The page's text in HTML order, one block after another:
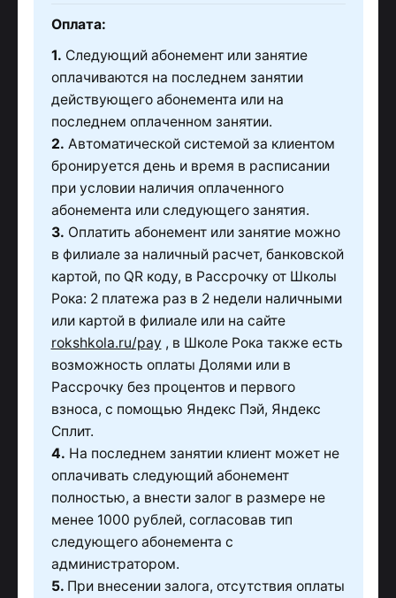
Оплата:
1. Следующий абонемент или занятие
оплачиваются на последнем занятии
действующего абонемента или на
последнем оплаченном занятии.
2. Автоматической системой за клиентом
бронируется день и время в расписании
при условии наличия оплаченного
абонемента или следующего занятия.
3. Оплатить абонемент или занятие можно
в филиале за наличный расчет, банковской
картой, по QR коду, в Рассрочку от Школы
Рока: 2 платежа раз в 2 недели наличными
или картой в филиале или на сайте
rokshkola.ru/pay , в Школе Рока также есть
возможность оплаты Долями или в
Рассрочку без процентов и первого
взноса, с помощью Яндекс Пэй, Яндекс
Сплит.
4. На последнем занятии клиент может не
оплачивать следующий абонемент
полностью, а внести залог в размере не
менее 1000 рублей, согласовав тип
следующего абонемента с
администратором.
5. При внесении залога, отсутствия оплаты